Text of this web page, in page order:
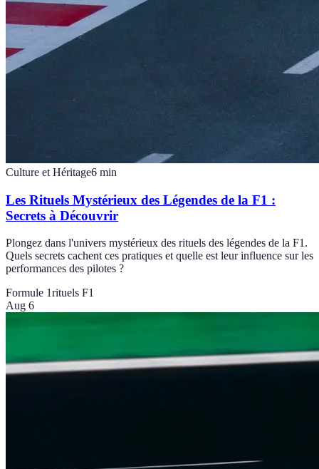
Culture et Héritage6 min
Les Rituels Mystérieux des Légendes de la F1 :
Secrets à Découvrir
Plongez dans l'univers mystérieux des rituels des légendes de la F1.
Quels secrets cachent ces pratiques et quelle est leur influence sur les
performances des pilotes ?
Formule 1rituels F1
Aug 6